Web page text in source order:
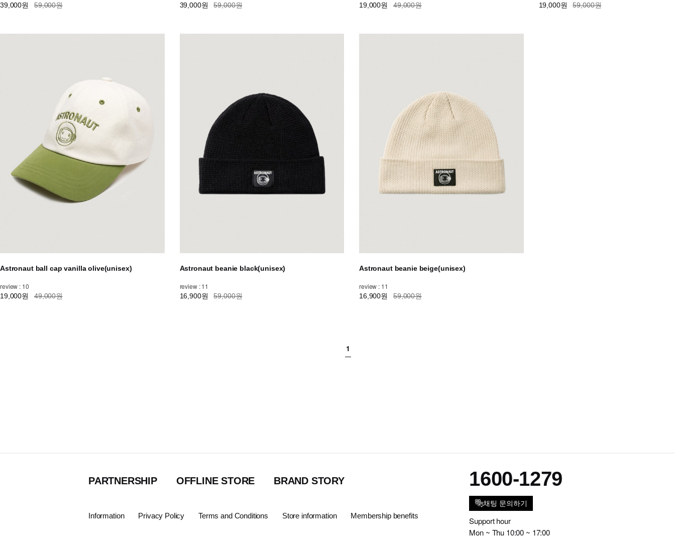
39,000원 59,000원 39,000원 59,000원 19,000원 49,000원 19,000원 59,000원
Astronaut ball cap vanilla olive(unisex)
review : 10
19,000원 49,000원
Astronaut beanie black(unisex)
review : 11
16,900원 59,000원
Astronaut beanie beige(unisex)
review : 11
16,900원 59,000원
1
PARTNERSHIP OFFLINE STORE BRAND STORY
Information Privacy Policy Terms and Conditions Store information Membership benefits
1600-1279
채팅 문의하기
Support hour
Mon ~ Thu 10:00 ~ 17:00